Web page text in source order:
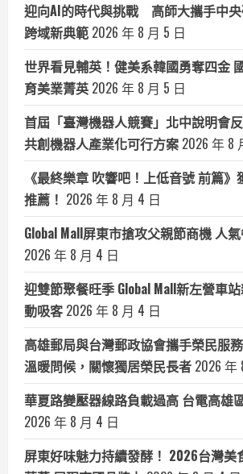
迎向AI的時代與挑戰 高師大攜手中
跨域新典範 2026 年 8 月 5 日
世界看見輔英！健美系韓國勇奪四金
育美業菁英 2026 年 8 月 5 日
首屆「臺灣機器人競賽」北中說明會
共創機器人產業化可行方案 2026 年 8
《最終樂章 吹響吧！上低音號 前篇
推薦！ 2026 年 8 月 4 日
Global Mall屏東市搶攻父親節商機 人
2026 年 8 月 4 日
迎雙節聚餐旺季 Global Mall新左營車
動吸客 2026 年 8 月 4 日
高雄郵局與台灣郵政協會攜手榮民服
溫暖問候，關懷獨居榮民長者 2026 年
華夏路變壓器線路負載過高 台電高雄
2026 年 8 月 4 日
屏東好味魅力持續發酵！ 2026台灣美